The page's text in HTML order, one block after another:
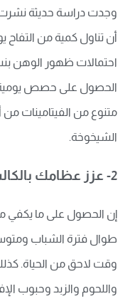
وجدت دراسة حديثة نشرت
أن تناول كمية من التفاح
الحصول على حصص
متنوع من الفيتامينات
الشيخوخة.
2- عزز عظامك بالكالسيوم وفيتامين «د»:
إن الحصول على ما يكفي
طوال فترة الشباب
وقت لاحق من الحياة.
واللحوم والزبد وحبوب